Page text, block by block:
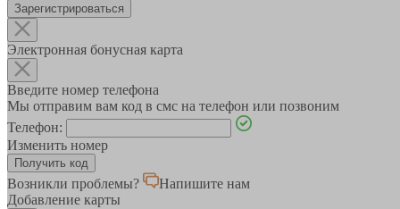
Зарегистрироваться
Электронная бонусная карта
Введите номер телефона
Мы отправим вам код в смс на телефон или позвоним
Телефон:
Изменить номер
Возникли проблемы?
Напишите нам
Добавление карты